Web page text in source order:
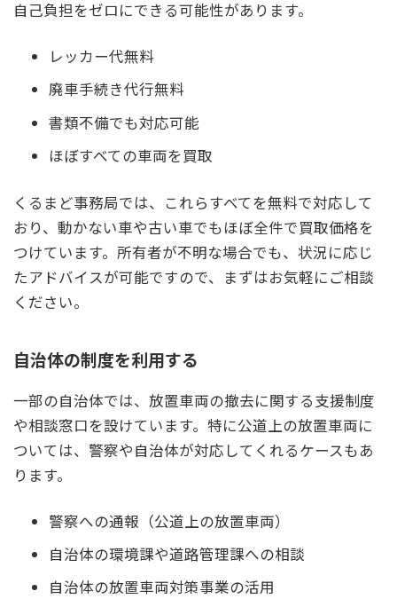
自己負担をゼロにできる可能性があります。
レッカー代無料
廃車手続き代行無料
書類不備でも対応可能
ほぼすべての車両を買取
くるまど事務局では、これらすべてを無料で対応して
おり、動かない車や古い車でもほぼ全件で買取価格を
つけています。所有者が不明な場合でも、状況に応じ
たアドバイスが可能ですので、まずはお気軽にご相談
ください。
自治体の制度を利用する
一部の自治体では、放置車両の撤去に関する支援制度
や相談窓口を設けています。特に公道上の放置車両に
ついては、警察や自治体が対応してくれるケースもあ
ります。
警察への通報（公道上の放置車両）
自治体の環境課や道路管理課への相談
自治体の放置車両対策事業の活用